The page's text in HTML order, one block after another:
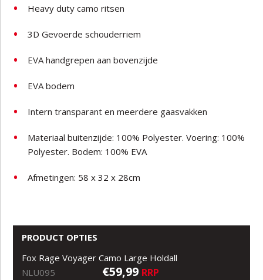
Heavy duty camo ritsen
3D Gevoerde schouderriem
EVA handgrepen aan bovenzijde
EVA bodem
Intern transparant en meerdere gaasvakken
Materiaal buitenzijde: 100% Polyester. Voering: 100%
Polyester. Bodem: 100% EVA
Afmetingen: 58 x 32 x 28cm
PRODUCT OPTIES
Fox Rage Voyager Camo Large Holdall
NLU095
€59,99 RRP